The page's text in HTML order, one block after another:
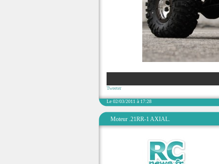
Tweeter
Le 02/03/2011 à 17:28
Moteur .21RR-1 AXIAL.